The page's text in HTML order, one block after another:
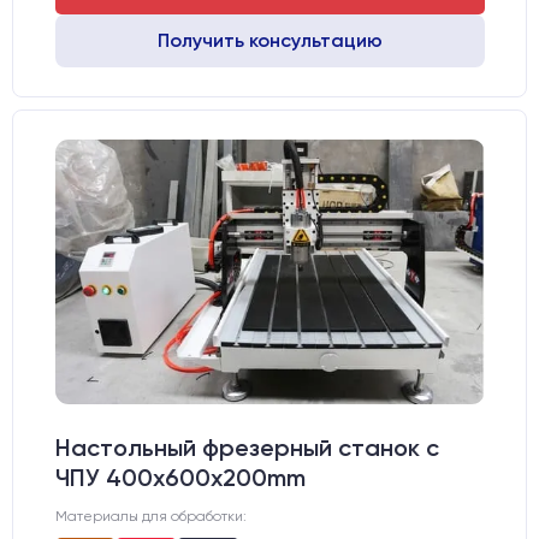
Получить консультацию
Настольный фрезерный станок с
ЧПУ 400x600x200mm
Материалы для обработки: